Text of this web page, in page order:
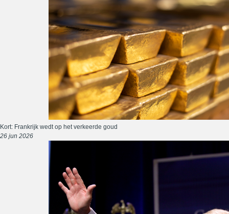
Kort: Frankrijk wedt op het verkeerde goud
26 jun 2026